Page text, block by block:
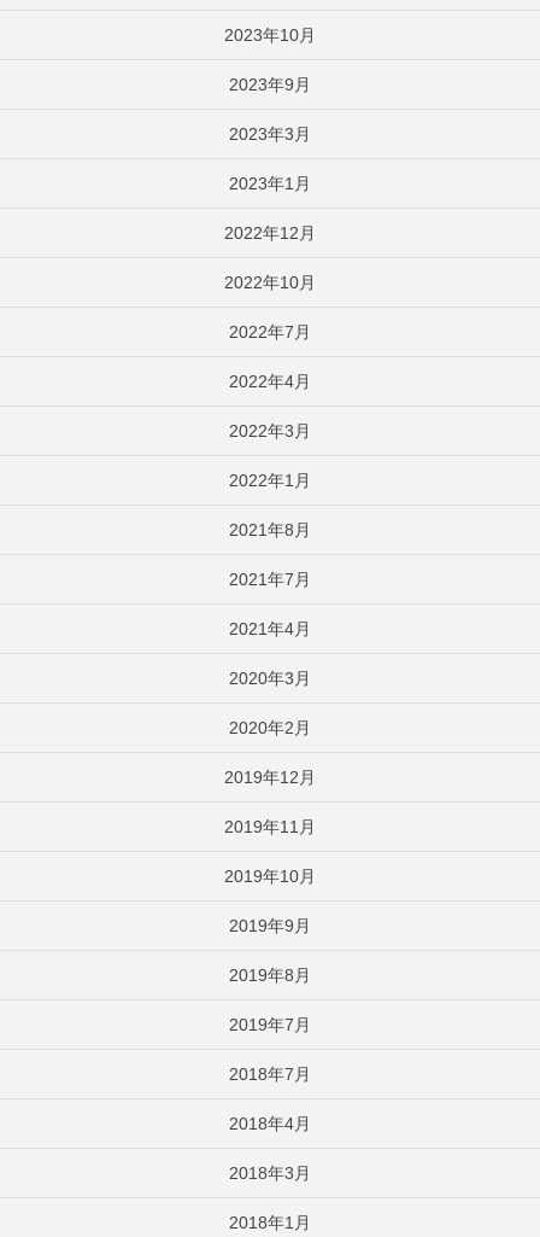
2023年10月
2023年9月
2023年3月
2023年1月
2022年12月
2022年10月
2022年7月
2022年4月
2022年3月
2022年1月
2021年8月
2021年7月
2021年4月
2020年3月
2020年2月
2019年12月
2019年11月
2019年10月
2019年9月
2019年8月
2019年7月
2018年7月
2018年4月
2018年3月
2018年1月